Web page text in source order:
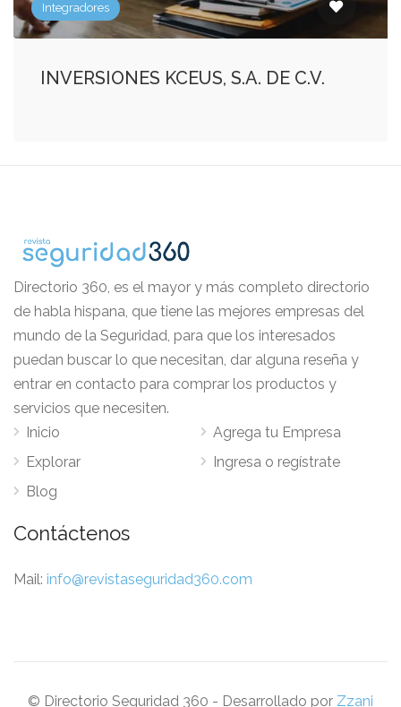
Integradores
INVERSIONES KCEUS, S.A. DE C.V.
Directorio 360, es el mayor y más completo directorio
de habla hispana, que tiene las mejores empresas del
mundo de la Seguridad, para que los interesados
puedan buscar lo que necesitan, dar alguna reseña y
entrar en contacto para comprar los productos y
servicios que necesiten.
Inicio
Explorar
Blog
Agrega tu Empresa
Ingresa o regístrate
Contáctenos
Mail: info@revistaseguridad360.com
© Directorio Seguridad 360 - Desarrollado por Zzani